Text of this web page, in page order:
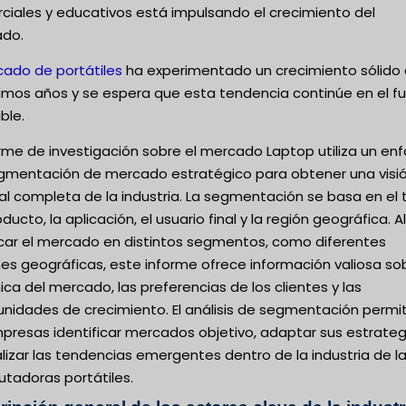
y educativos está impulsando el crecimiento del
de portátiles ha experimentado un crecimiento sólido
años y se espera que esta tendencia continúe en el
de investigación sobre el mercado Laptop utiliza un
de mercado estratégico para obtener una
completa de la industria. La segmentación se basa en el
la aplicación, el usuario final y la región geográfica. Al
el mercado en distintos segmentos, como diferentes
geográficas, este informe ofrece información valiosa
del mercado, las preferencias de los clientes y las
de crecimiento. El análisis de segmentación
identificar mercados objetivo, adaptar sus
las tendencias emergentes dentro de la industria de
portátiles.